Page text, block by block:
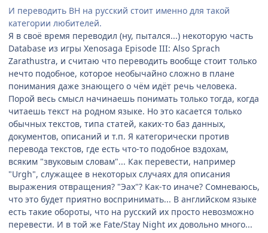
И переводить ВН на русский стоит именно для такой
категории любителей.
Я в своё время переводил (ну, пытался...) некоторую часть
Database из игры Xenosaga Episode III: Also Sprach
Zarathustra, и считаю что переводить вообще стоит только
нечто подобное, которое необычайно сложно в плане
понимания даже знающего о чём идёт речь человека.
Порой весь смысл начинаешь понимать только тогда, когда
читаешь текст на родном языке. Но это касается только
обычных текстов, типа статей, каких-то баз данных,
документов, описаний и т.п. Я категорически против
перевода текстов, где есть что-то подобное вздохам,
всяким "звуковым словам"... Как перевести, например
"Urgh", служащее в некоторых случаях для описания
выражения отвращения? "Эах"? Как-то иначе? Сомневаюсь,
что это будет приятно воспринимать... В английском языке
есть такие обороты, что на русский их просто невозможно
перевести. И в той же Fate/Stay Night их довольно много...